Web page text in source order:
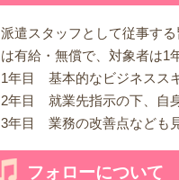
派遣スタッフとして従事す
は有給・無償で、対象者は1
1年目 基本的なビジネスス
2年目 就業先指示の下、自
3年目 業務の改善点なども
フォローについて